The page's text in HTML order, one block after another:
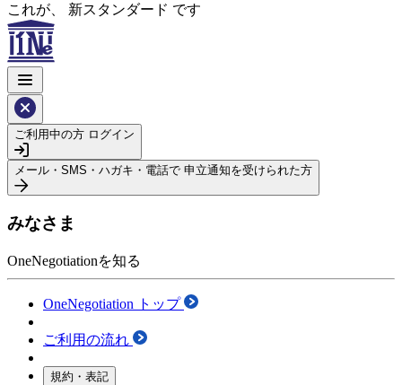
これが、 新スタンダード です
ご利用中の方 ログイン
メール・SMS・ハガキ・電話で 申立通知を受けられた方
みなさま
OneNegotiationを知る
OneNegotiation トップ
ご利用の流れ
規約・表記